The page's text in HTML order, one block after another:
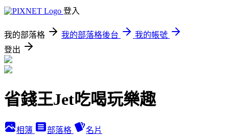
登入
我的部落格 我的部落格後台
我的帳號
登出
省錢王Jet吃喝玩樂趣
相簿 部落格 名片